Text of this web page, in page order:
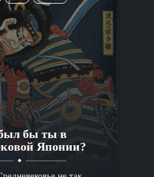
бы ты в
Японии?